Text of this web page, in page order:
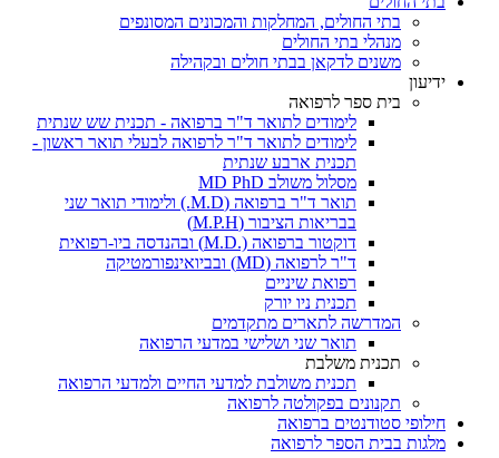
בתי החולים, המחלקות והמכונים המסונפים
מנהלי בתי החולים
משנים לדקאן בבתי חולים ובקהילה
ידיעון
בית ספר לרפואה
לימודים לתואר ד"ר ברפואה - תכנית שש שנתית
לימודים לתואר ד"ר לרפואה לבעלי תואר ראשון -
תכנית ארבע שנתית
מסלול משולב MD PhD
תואר ד"ר ברפואה (M.D.) ולימודי תואר שני
בבריאות הציבור (M.P.H)
דוקטור ברפואה (.M.D) ובהנדסה ביו-רפואית
ד"ר לרפואה (MD) ובביואינפורמטיקה
רפואת שיניים
תכנית ניו יורק
המדרשה לתארים מתקדמים
תואר שני ושלישי במדעי הרפואה
תכנית משלבת
תכנית משולבת למדעי החיים ולמדעי הרפואה
תקנונים בפקולטה לרפואה
חילופי סטודנטים ברפואה
מלגות בבית הספר לרפואה